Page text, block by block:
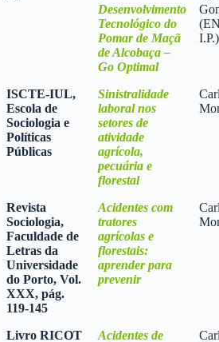
Desenvolvimento
Tecnológico do
Pomar de Maçã
de Alcobaça –
Go Optimal
I.P.)
ISCTE-IUL,
Escola de
Sociologia e
Políticas
Públicas
Sinistralidade
laboral nos
setores de
atividade
agrícola,
pecuária e
florestal
Revista
Sociologia,
Faculdade de
Letras da
Universidade
do Porto, Vol.
XXX, pág.
119-145
Acidentes com
tratores
agrícolas e
florestais:
aprender para
prevenir
Livro RICOT
Acidentes de